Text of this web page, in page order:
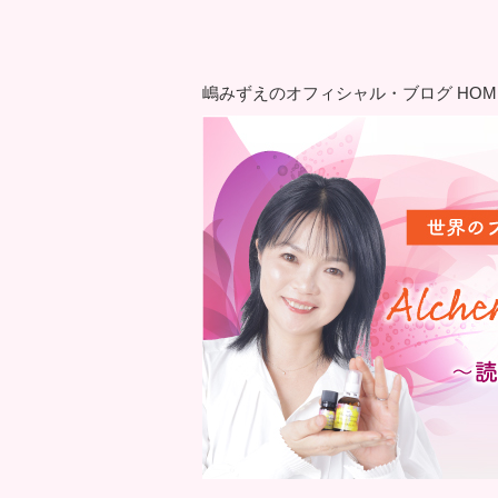
嶋みずえのオフィシャル・ブログ